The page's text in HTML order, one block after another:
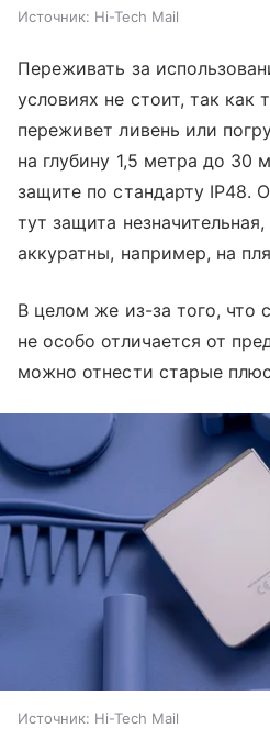
Источник: Hi-Tech Mail
Переживать за
условиях не стоит, так как
переживет ливень или
на глубину 1,5 метра до 30
защите по стандарту IP48.
тут защита
аккуратны, например, на
В целом же из-за того, что
не особо отличается от
можно отнести старые
Источник: Hi-Tech Mail